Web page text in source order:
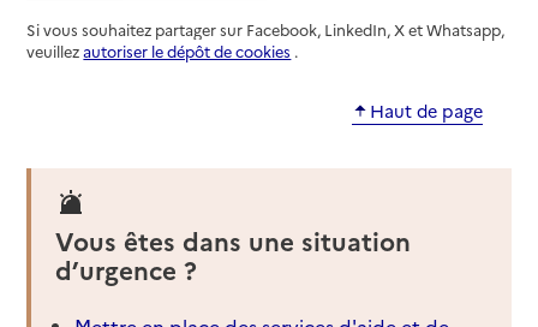
Si vous souhaitez partager sur Facebook, LinkedIn, X et Whatsapp,
veuillezautoriser le dépôt de cookies .
Haut de page
Vous êtes dans une situation
d’urgence ?